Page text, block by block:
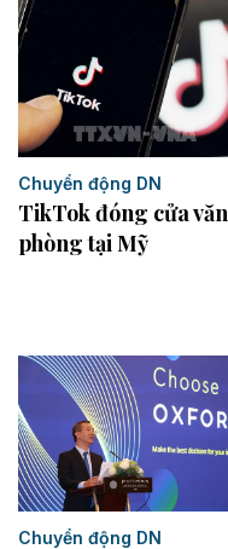
Chuyển động DN
TikTok đóng cửa văn
phòng tại Mỹ
Chuyển động DN